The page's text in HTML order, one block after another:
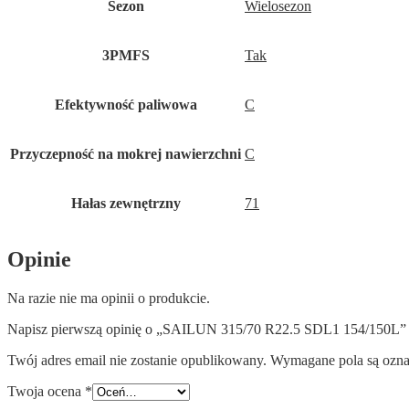
Sezon Wielosezon
3PMFS Tak
Efektywność paliwowa C
Przyczepność na mokrej nawierzchni C
Hałas zewnętrzny 71
Opinie
Na razie nie ma opinii o produkcie.
Napisz pierwszą opinię o „SAILUN 315/70 R22.5 SDL1 154/150L”
Twój adres email nie zostanie opublikowany. Wymagane pola są
Twoja ocena *